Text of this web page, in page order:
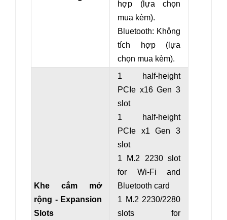
hợp (lựa chọn
mua kèm).
Bluetooth: Không
tích hợp (lựa
chọn mua kèm).
Khe cắm mở
rộng - Expansion
Slots
1 half-height
PCIe x16 Gen 3
slot
1 half-height
PCIe x1 Gen 3
slot
1 M.2 2230 slot
for Wi-Fi and
Bluetooth card
1 M.2 2230/2280
slots for